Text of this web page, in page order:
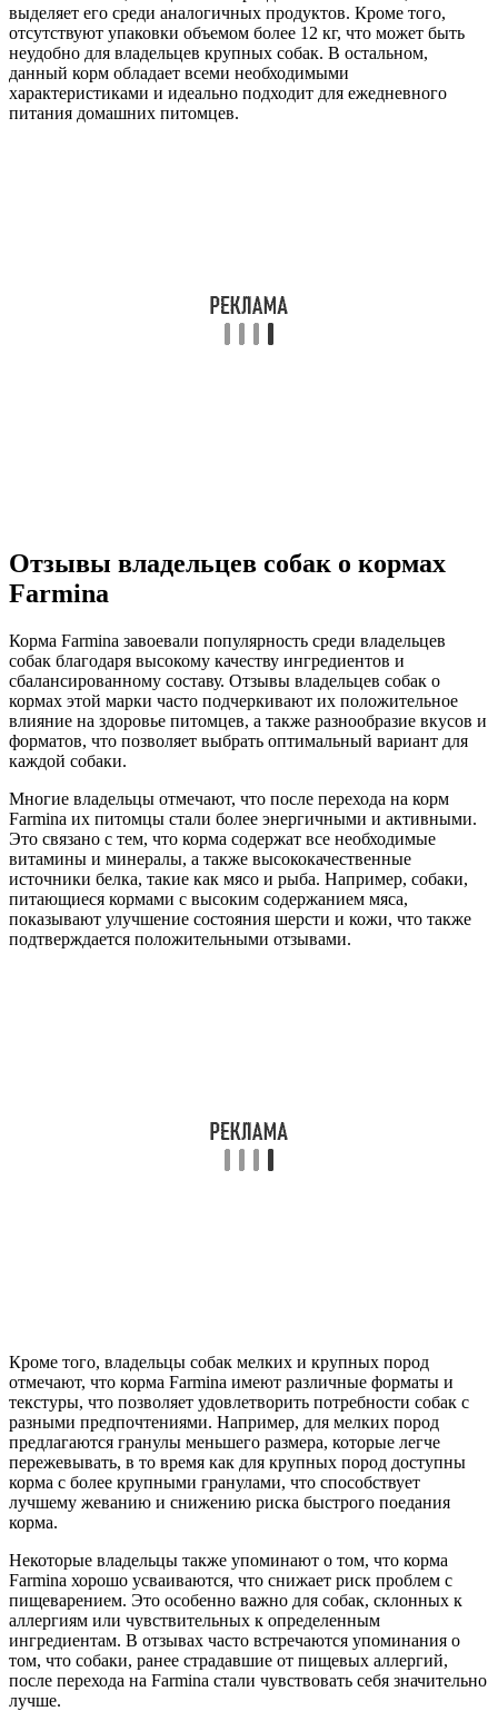
выделяет его среди аналогичных продуктов. Кроме того,
отсутствуют упаковки объемом более 12 кг, что может быть
неудобно для владельцев крупных собак. В остальном,
данный корм обладает всеми необходимыми
характеристиками и идеально подходит для ежедневного
питания домашних питомцев.
Отзывы владельцев собак о кормах
Farmina
Корма Farmina завоевали популярность среди владельцев
собак благодаря высокому качеству ингредиентов и
сбалансированному составу. Отзывы владельцев собак о
кормах этой марки часто подчеркивают их положительное
влияние на здоровье питомцев, а также разнообразие вкусов и
форматов, что позволяет выбрать оптимальный вариант для
каждой собаки.
Многие владельцы отмечают, что после перехода на корм
Farmina их питомцы стали более энергичными и активными.
Это связано с тем, что корма содержат все необходимые
витамины и минералы, а также высококачественные
источники белка, такие как мясо и рыба. Например, собаки,
питающиеся кормами с высоким содержанием мяса,
показывают улучшение состояния шерсти и кожи, что также
подтверждается положительными отзывами.
Кроме того, владельцы собак мелких и крупных пород
отмечают, что корма Farmina имеют различные форматы и
текстуры, что позволяет удовлетворить потребности собак с
разными предпочтениями. Например, для мелких пород
предлагаются гранулы меньшего размера, которые легче
пережевывать, в то время как для крупных пород доступны
корма с более крупными гранулами, что способствует
лучшему жеванию и снижению риска быстрого поедания
корма.
Некоторые владельцы также упоминают о том, что корма
Farmina хорошо усваиваются, что снижает риск проблем с
пищеварением. Это особенно важно для собак, склонных к
аллергиям или чувствительных к определенным
ингредиентам. В отзывах часто встречаются упоминания о
том, что собаки, ранее страдавшие от пищевых аллергий,
после перехода на Farmina стали чувствовать себя значительно
лучше.